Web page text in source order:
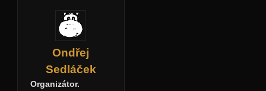
Ondřej
Sedláček
Organizátor.